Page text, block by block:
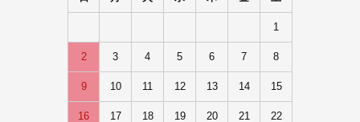
1
2 3 4 5 6 7 8
9 10 11 12 13 14 15
16 17 18 19 20 21 22